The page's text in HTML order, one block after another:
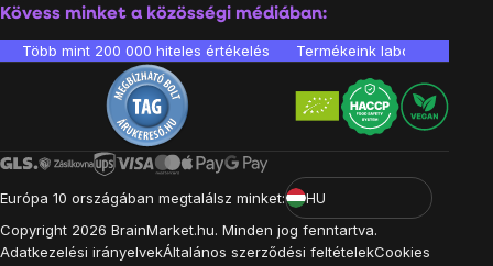
Kövess minket a közösségi médiában:
Több mint 200 000 hiteles értékelés Termékeink
Európa 10 országában megtalálsz minket:
HU
Copyright 2026 BrainMarket.hu. Minden jog fenntartva.
Adatkezelési irányelvekÁltalános szerződési feltételekCookies